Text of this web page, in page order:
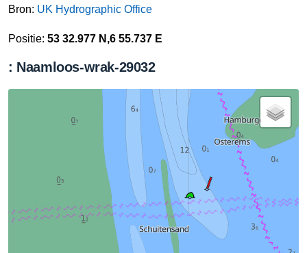
Bron: UK Hydrographic Office
Positie: 53 32.977 N,6 55.737 E
: Naamloos-wrak-29032